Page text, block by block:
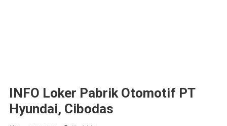
INFO Loker Pabrik Otomotif PT
Hyundai, Cibodas